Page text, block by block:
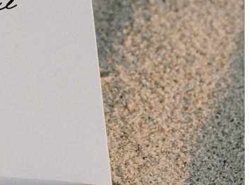
wordt met Rowo Flexi Forte Gel, om
worden. De gel trekt snel in en laat geen
na aanbrengen van de gel voelt de huid
Naast de werking van de kinesiotape